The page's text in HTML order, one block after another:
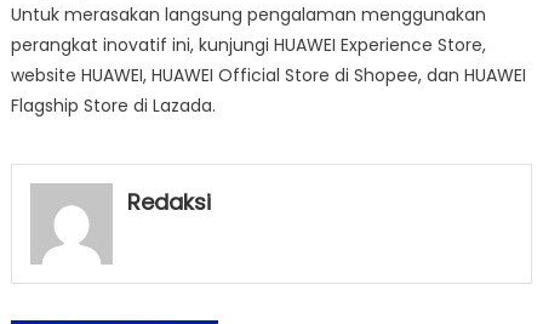
Untuk merasakan langsung pengalaman menggunakan
perangkat inovatif ini, kunjungi HUAWEI Experience Store,
website HUAWEI, HUAWEI Official Store di Shopee, dan HUAWEI
Flagship Store di Lazada.
Redaksi